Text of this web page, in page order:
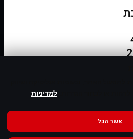
4
למדיניות
אשר הכל